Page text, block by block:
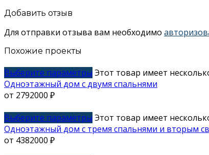
Добавить отзыв
Для отправки отзыва вам необходимо
Похожие проекты
Выберите параметры Этот товар имеет
Одноэтажный дом с двумя спальнями
от 2792000 ₽
Выберите параметры Этот товар имеет
Одноэтажный дом с тремя спальнями и вторым
от 4382000 ₽